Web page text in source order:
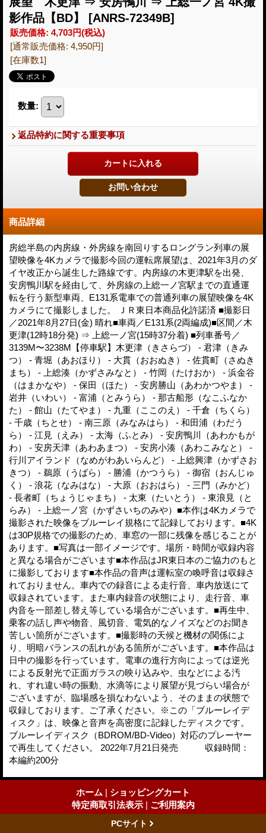
影作品【BD】
[ANRS-72349B]
販売価格: 4,703円(税込)
[通常販売価格: 4,950円]
[在庫数1]
数量:
返品特約に関する重要事項
商品詳細
房総半島の内房線・外房線を南回りするロングラン列車の展
望映像を4Kカメラで撮影今回の運転席展望は、2021年3月のダ
イヤ改正から誕生した路線です。内房線の木更津駅を出発、
安房鴨川駅を経由して、外房線の上総一ノ宮駅までの直通運
転を行う新型車両、E131系電車での普通列車の展望映像を4K
カメラにて撮影しました。 ＪＲ東日本商品化許諾済 ■撮影日
／2021年8月27日(金) 晴れ■車両／E131系(2両編成)■区間／木
更津(12時18分発) ⇒ 上総一ノ宮(15時37分着) ■列車番号／
3139M〜3238M【停車駅】木更津（きさらづ） - 君津（きみ
つ） - 青堀（あおほり） - 大貫（おおぬき） - 佐貫町（さぬき
まち） - 上総湊（かずさみなと） - 竹岡（たけおか） - 浜金谷
（はまかなや） - 保田（ほた） - 安房勝山（あわかつやま） -
岩井（いわい） - 富浦（とみうら） - 那古船形（なこふなか
た） - 館山（たてやま） - 九重（ここのえ） - 千倉（ちくら）
- 千歳（ちとせ） - 南三原（みなみはら） - 和田浦（わだう
ら） - 江見（えみ） - 太海（ふとみ） - 安房鴨川（あわかもが
わ） - 安房天津（あわあまつ） - 安房小湊（あわこみなと） -
行川アイランド（なめがわあいらんど） - 上総興津（かずさお
きつ） - 鵜原（うばら） - 勝浦（かつうら） - 御宿（おんじゅ
く） - 浪花（なみはな） - 大原（おおはら） - 三門（みかど）
- 長者町（ちょうじゃまち） - 太東（たいとう） - 東浪見（と
らみ） - 上総一ノ宮（かずさいちのみや）■本作は4Kカメラで
撮影された映像をブルーレイ規格にて記録しております。■4K
は30P規格での撮影のため、車窓の一部に残像を感じることが
あります。■写真は一部イメージです。場所・時間が収録内容
と異なる場合がございます■本作品はJR東日本のご協力のもと
に撮影しております■本作品の音声は運転室の喚呼音は収録さ
れておりません。車内での録音による走行音、車内放送にて
収録されています。また車内録音の状態により、走行音、車
内音を一部差し替え等している場合がございます。■再生中、
乗客の話し声や物音、風切音、電気的なノイズなどのお聞き
苦しい箇所がございます。■撮影時の天候と機材の関係によ
り、明暗バランスの乱れがある箇所がございます。■本作品は
日中の撮影を行っています。電車の進行方向によっては逆光
による反射光で正面ガラスの映り込みや、虫などによる汚
れ、すれ違い時の振動、水滴等により展望が見づらい場合が
ございますが、臨場感を損なわないよう、そのままの状態で
収録しております。ご了承ください。※この「ブルーレイデ
ィスク」は、映像と音声を高密度に記録したディスクです。
ブルーレイディスク（BDROM/BD-Video）対応のプレーヤー
で再生してください。 2022年7月21日発売 収録時間：
本編約200分
ホーム | ショッピングカート
特定商取引法表示 | ご利用案内
PCサイト